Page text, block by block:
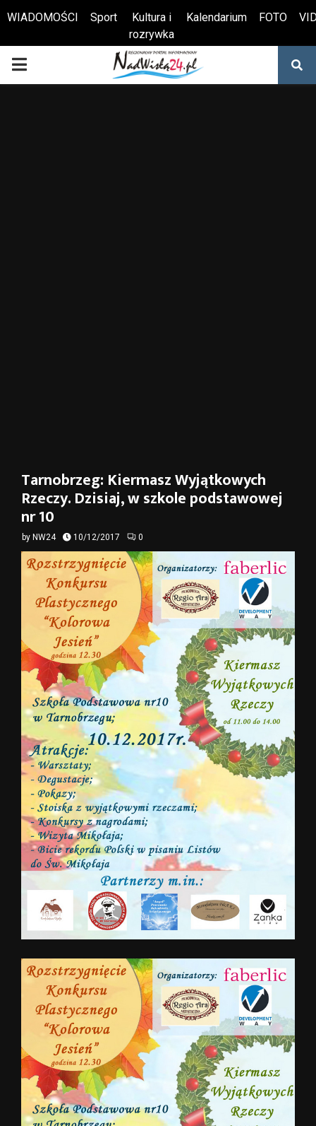
Otwórz pasek narzędzi
WIADOMOŚCI Sport
Kultura i
rozrywka
Kalendarium FOTO
PRIMARY
Tarnobrzeg: Kiermasz Wyjątkowych
Rzeczy. Dzisiaj, w szkole podstawowej
nr 10
by NW24 10/12/2017 0